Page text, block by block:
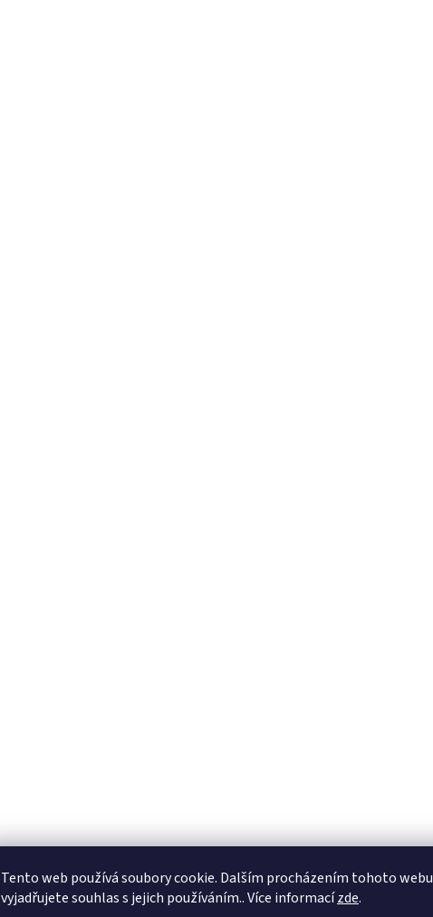
Tento web používá soubory cookie. Dalším procházením tohoto webu
vyjadřujete souhlas s jejich používáním.. Více informacízde.